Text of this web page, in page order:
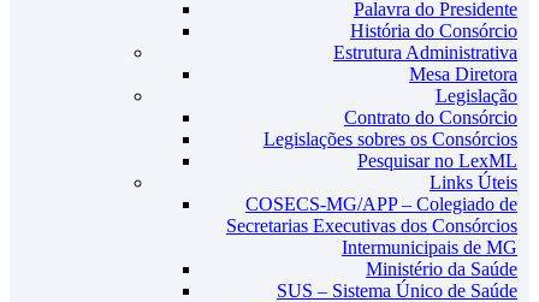
Palavra do Presidente
História do Consórcio
Estrutura Administrativa
Mesa Diretora
Legislação
Contrato do Consórcio
Legislações sobres os Consórcios
Pesquisar no LexML
Links Úteis
COSECS-MG/APP – Colegiado de
Secretarias Executivas dos Consórcios
Intermunicipais de MG
Ministério da Saúde
SUS – Sistema Único de Saúde